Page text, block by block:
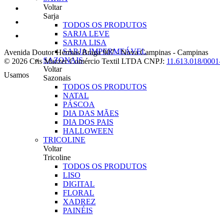
Voltar
Sarja
TODOS OS PRODUTOS
SARJA LEVE
SARJA LISA
SARJA IMPERMEÁVEL
SAZONAIS
Voltar
Sazonais
TODOS OS PRODUTOS
NATAL
PÁSCOA
DIA DAS MÃES
DIA DOS PAIS
HALLOWEEN
TRICOLINE
Voltar
Tricoline
TODOS OS PRODUTOS
LISO
DIGITAL
FLORAL
XADREZ
PAINÉIS
Avenida Doutor Hermas Braga 907-Nova Campinas - Campinas
© 2026 Cris Mazzer Comércio Textil LTDA CNPJ: 11.613.018/
Usamos